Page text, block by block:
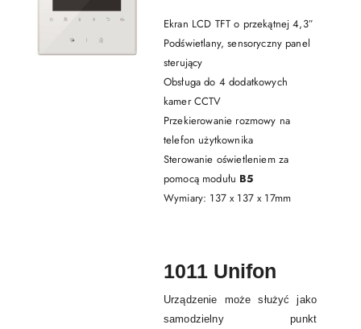
Ekran LCD TFT o przekątnej 4,3″
Podświetlany, sensoryczny panel
sterujący
Obsługa do 4 dodatkowych
kamer CCTV
Przekierowanie rozmowy na
telefon użytkownika
Sterowanie oświetleniem za
pomocą modułu B5
Wymiary: 137 x 137 x 17mm
1011 Unifon
Urządzenie może służyć jako
samodzielny punkt